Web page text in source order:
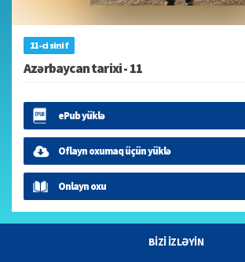
11-ci sinif
Azərbaycan tarixi - 11
ePub yüklə
Oflayn oxumaq üçün yüklə
Onlayn oxu
BİZİ İZLƏYİN